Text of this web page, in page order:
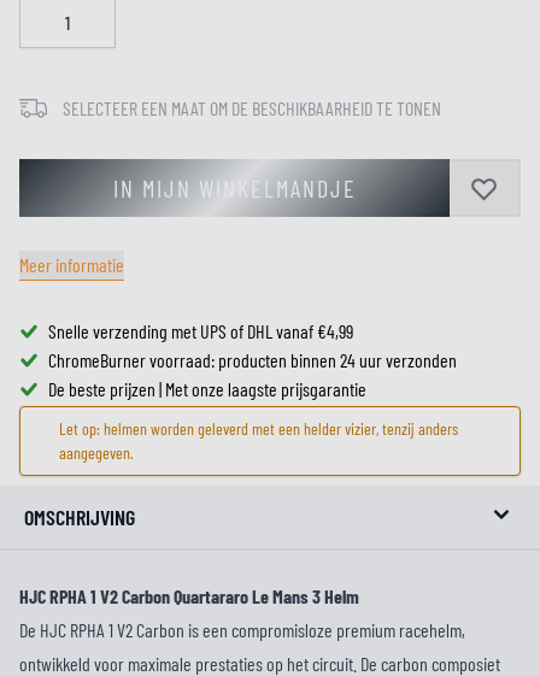
SELECTEER EEN MAAT OM DE BESCHIKBAARHEID TE TONEN
IN MIJN WINKELMANDJE
Meer informatie
Snelle verzending met UPS of DHL vanaf €4,99
ChromeBurner voorraad: producten binnen 24 uur verzonden
De beste prijzen | Met onze laagste prijsgarantie
Let op: helmen worden geleverd met een helder vizier, tenzij anders
aangegeven.
OMSCHRIJVING
HJC RPHA 1 V2 Carbon Quartararo Le Mans 3 Helm
De HJC RPHA 1 V2 Carbon is een compromisloze premium racehelm,
ontwikkeld voor maximale prestaties op het circuit. De carbon composiet